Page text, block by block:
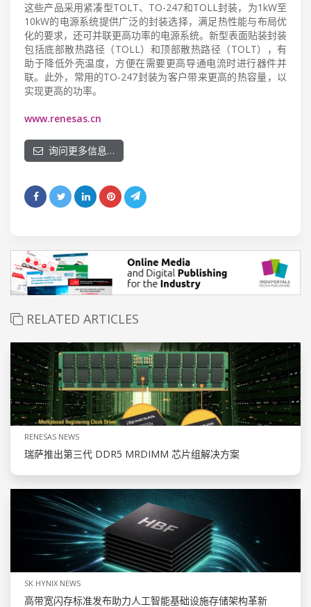
这些产品采用紧凑型TOLT、TO-247和TOLL封装，为1kW至
10kW的电源系统提供广泛的封装选择，满足热性能与布局优
化的要求，还可并联更高功率的电源系统。新型表面贴装封装
包括底部散热路径（TOLL）和顶部散热路径（TOLT），有
助于降低外壳温度，方便在需要更高导通电流时进行器件并
联。此外，常用的TO-247封装为客户带来更高的热容量，以
实现更高的功率。
www.renesas.cn
询问更多信息…
RELATED ARTICLES
RENESAS NEWS
瑞萨推出第三代 DDR5 MRDIMM 芯片组解决方案
SK HYNIX NEWS
高带宽闪存标准发布助力人工智能基础设施存储架构革新